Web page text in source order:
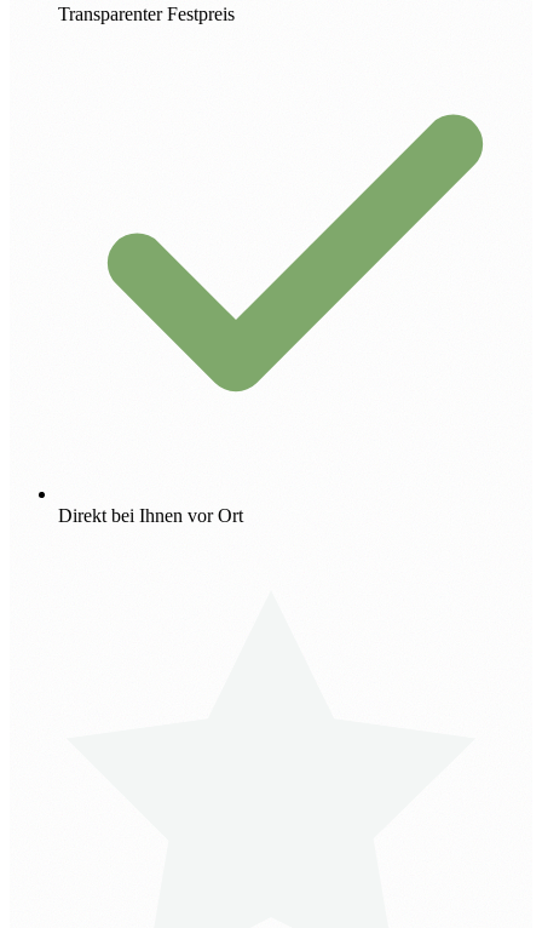
Transparenter Festpreis
Direkt bei Ihnen vor Ort